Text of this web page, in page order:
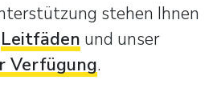
stehen Ihnen
Leitfäden und unser
Verfügung.